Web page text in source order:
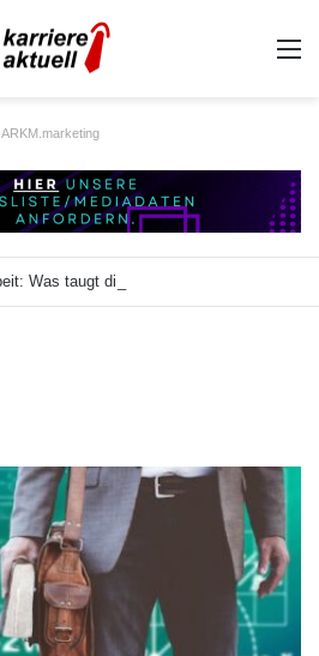
ARKM.marketing